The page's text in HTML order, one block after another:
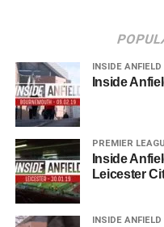
INSIDE ANFIELD
Inside
PREMIER
Inside
Leicester
INSIDE ANFIELD